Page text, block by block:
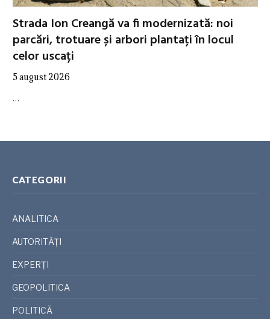
Strada Ion Creangă va fi modernizată: noi
parcări, trotuare și arbori plantați în locul
celor uscați
5 august 2026
…
CATEGORII
ANALITICA
AUTORITĂȚI
EXPERȚI
GEOPOLITICA
POLITICĂ